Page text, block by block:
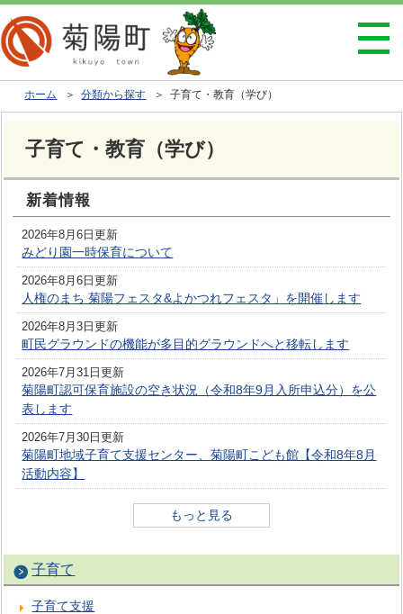
ホーム ＞分類から探す ＞ 子育て・教育（学び）
子育て・教育（学び）
新着情報
2026年8月6日更新
みどり園一時保育について
2026年8月6日更新
人権のまち 菊陽フェスタ&よかつれフェスタ」を開催します
2026年8月3日更新
町民グラウンドの機能が多目的グラウンドへと移転します
2026年7月31日更新
菊陽町認可保育施設の空き状況（令和8年9月入所申込分）を公
表します
2026年7月30日更新
菊陽町地域子育て支援センター、菊陽町こども館【令和8年8月
活動内容】
もっと見る
子育て
子育て支援